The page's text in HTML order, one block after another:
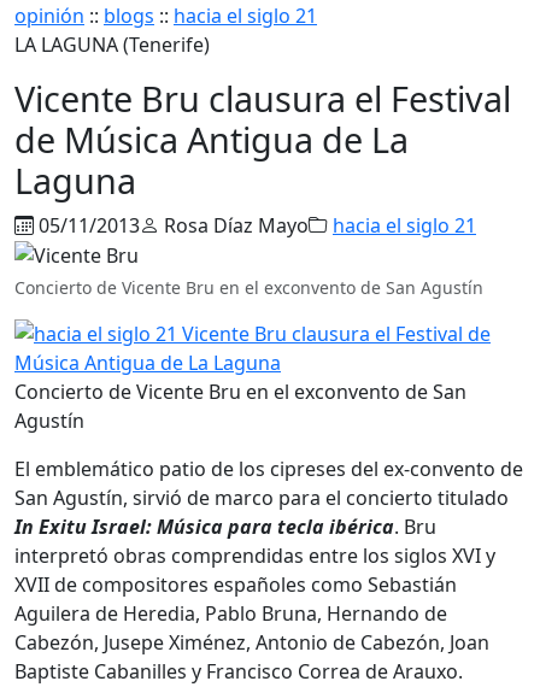
opinión :: blogs :: hacia el siglo 21
LA LAGUNA (Tenerife)
Vicente Bru clausura el Festival
de Música Antigua de La
Laguna
05/11/2013 Rosa Díaz Mayo hacia el siglo 21
Concierto de Vicente Bru en el exconvento de San Agustín
Concierto de Vicente Bru en el exconvento de San
Agustín
El emblemático patio de los cipreses del ex-convento de
San Agustín, sirvió de marco para el concierto titulado
In Exitu Israel: Música para tecla ibérica. Bru
interpretó obras comprendidas entre los siglos XVI y
XVII de compositores españoles como Sebastián
Aguilera de Heredia, Pablo Bruna, Hernando de
Cabezón, Jusepe Ximénez, Antonio de Cabezón, Joan
Baptiste Cabanilles y Francisco Correa de Arauxo.